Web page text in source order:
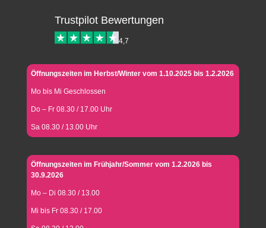
Trustpilot Bewertungen
4,7
Öffnungszeiten im Herbst/Winter vom 1.10.2025 bis 1.2.2026
Mo bis Mi Geschlossen
Do – Fr 08.30 / 17.00 Uhr
Sa 08.30 / 13.00 Uhr
Öffnungszeiten im Frühjahr/Sommer vom 1.2.2026 bis
30.9.2026
Mo – Di 08.30 / 13.00
Mi bis Fr 08.30 / 17.00